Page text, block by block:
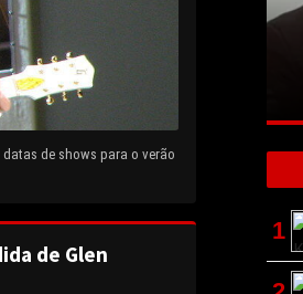
de shows para o verão
de Glen
1